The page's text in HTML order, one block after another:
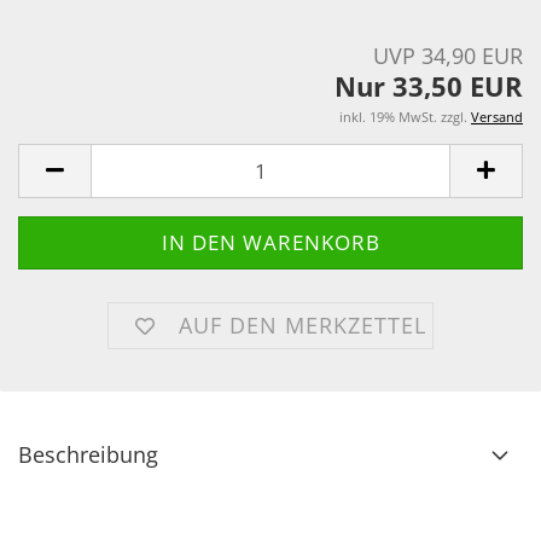
UVP 34,90 EUR
Nur 33,50 EUR
inkl. 19% MwSt. zzgl. Versand
AUF DEN MERKZETTEL
Beschreibung